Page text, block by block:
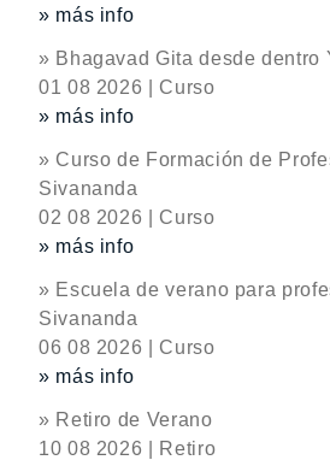
» más info
» Bhagavad Gita desde dentro
01 08 2026 | Curso
» más info
» Curso de Formación de
Sivananda
02 08 2026 | Curso
» más info
» Escuela de verano para
Sivananda
06 08 2026 | Curso
» más info
» Retiro de Verano
10 08 2026 | Retiro